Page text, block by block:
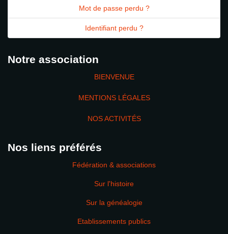
Mot de passe perdu ?
Identifiant perdu ?
Notre association
BIENVENUE
MENTIONS LÉGALES
NOS ACTIVITÉS
Nos liens préférés
Fédération & associations
Sur l'histoire
Sur la généalogie
Etablissements publics